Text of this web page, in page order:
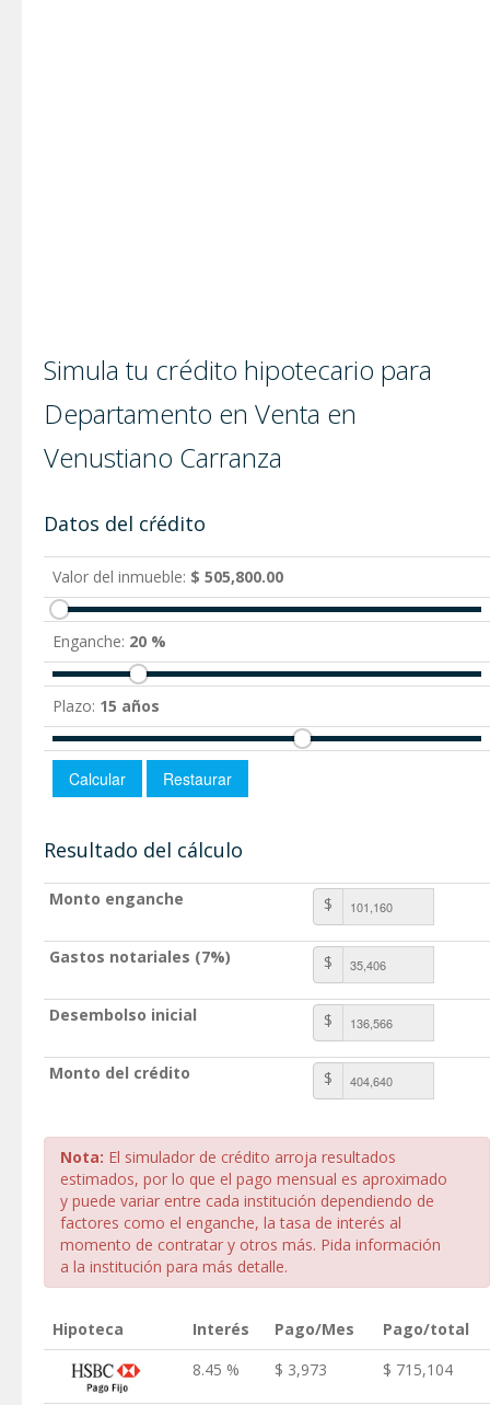
Simula tu crédito hipotecario para
Departamento en Venta en
Venustiano Carranza
Datos del cŕédito
Valor del inmueble: $ 505,800.00
Enganche: 20 %
Plazo: 15 años
Resultado del cálculo
Monto enganche $
Gastos notariales (7%) $
Desembolso inicial $
Monto del crédito $
Nota: El simulador de crédito arroja resultados
estimados, por lo que el pago mensual es aproximado
y puede variar entre cada institución dependiendo de
factores como el enganche, la tasa de interés al
momento de contratar y otros más. Pida información
a la institución para más detalle.
Hipoteca Interés Pago/Mes
Pago/total
8.45 %
$ 3,973 $ 715,104